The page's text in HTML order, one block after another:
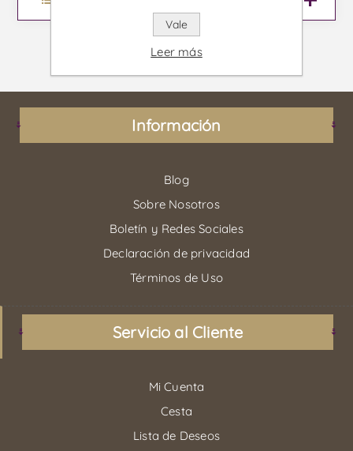
Información
Blog
Sobre Nosotros
Boletín y Redes Sociales
Declaración de privacidad
Términos de Uso
Servicio al Cliente
Mi Cuenta
Cesta
Lista de Deseos
Vale
Leer más